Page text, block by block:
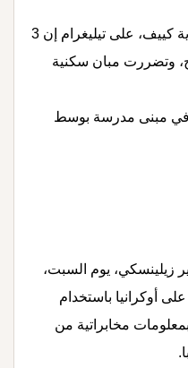
وقال فيتالي كليتشكو، رئيس بلدية كييف، على تيليغرام إن 3
وتضررت مبان سكنية
في مبنى مدرسة بوسط
زيلينسكي، يوم السبت،
أوكرانيا باستخدام
مخابراتية من